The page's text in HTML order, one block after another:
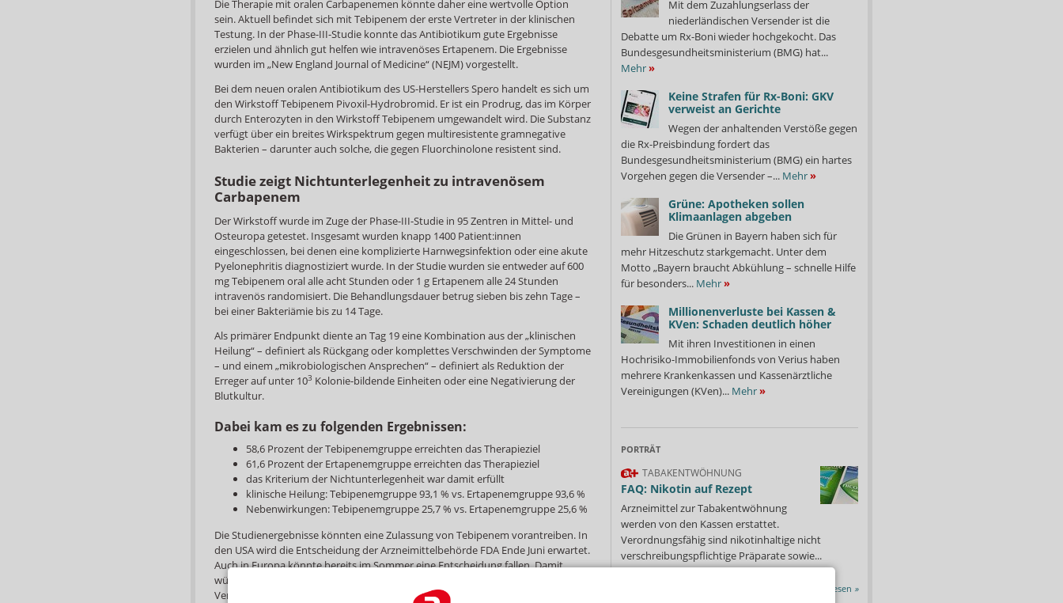
Die Therapie mit oralen Carbapenemen könnte daher eine wertvolle Option
sein. Aktuell befindet sich mit Tebipenem der erste Vertreter in der klinischen
Testung. In der Phase-III-Studie konnte das Antibiotikum gute Ergebnisse
erzielen und ähnlich gut helfen wie intravenöses Ertapenem. Die Ergebnisse
wurden im „New England Journal of Medicine“ (NEJM) vorgestellt.
Bei dem neuen oralen Antibiotikum des US-Herstellers Spero handelt es sich um
den Wirkstoff Tebipenem Pivoxil-Hydrobromid. Er ist ein Prodrug, das im Körper
durch Enterozyten in den Wirkstoff Tebipenem umgewandelt wird. Die Substanz
verfügt über ein breites Wirkspektrum gegen multiresistente gramnegative
Bakterien – darunter auch solche, die gegen Fluorchinolone resistent sind.
Studie zeigt Nichtunterlegenheit zu intravenösem
Carbapenem
Der Wirkstoff wurde im Zuge der Phase-III-Studie in 95 Zentren in Mittel- und
Osteuropa getestet. Insgesamt wurden knapp 1400 Patient:innen
eingeschlossen, bei denen eine komplizierte Harnwegsinfektion oder eine akute
Pyelonephritis diagnostiziert wurde. In der Studie wurden sie entweder auf 600
mg Tebipenem oral alle acht Stunden oder 1 g Ertapenem alle 24 Stunden
intravenös randomisiert. Die Behandlungsdauer betrug sieben bis zehn Tage –
bei einer Bakteriämie bis zu 14 Tage.
Als primärer Endpunkt diente an Tag 19 eine Kombination aus der „klinischen
Heilung“ – definiert als Rückgang oder komplettes Verschwinden der Symptome
– und einem „mikrobiologischen Ansprechen“ – definiert als Reduktion der
Erreger auf unter 103 Kolonie-bildende Einheiten oder eine Negativierung der
Blutkultur.
Dabei kam es zu folgenden Ergebnissen:
58,6 Prozent der Tebipenemgruppe erreichten das Therapieziel
61,6 Prozent der Ertapenemgruppe erreichten das Therapieziel
das Kriterium der Nichtunterlegenheit war damit erfüllt
klinische Heilung: Tebipenemgruppe 93,1 % vs. Ertapenemgruppe 93,6 %
Nebenwirkungen: Tebipenemgruppe 25,7 % vs. Ertapenemgruppe 25,6 %
Die Studienergebnisse könnten eine Zulassung von Tebipenem vorantreiben. In
den USA wird die Entscheidung der Arzneimittelbehörde FDA Ende Juni erwartet.
Auch in Europa könnte bereits im Sommer eine Entscheidung fallen. Damit
würde erstmals ein oraler Vertreter aus der Gruppe der Carbapeneme zur
Verfügung stehen.
Mit dem Zuzahlungserlass der
niederländischen Versender ist die
Debatte um Rx-Boni wieder hochgekocht. Das
Bundesgesundheitsministerium (BMG) hat...
Mehr»
Keine Strafen für Rx-Boni: GKV
verweist an Gerichte
Wegen der anhaltenden Verstöße gegen
die Rx-Preisbindung fordert das
Bundesgesundheitsministerium (BMG) ein hartes
Vorgehen gegen die Versender –... Mehr»
Grüne: Apotheken sollen
Klimaanlagen abgeben
Die Grünen in Bayern haben sich für
mehr Hitzeschutz starkgemacht. Unter dem
Motto „Bayern braucht Abkühlung – schnelle Hilfe
für besonders... Mehr»
Millionenverluste bei Kassen &
KVen: Schaden deutlich höher
Mit ihren Investitionen in einen
Hochrisiko-Immobilienfonds von Verius haben
mehrere Krankenkassen und Kassenärztliche
Vereinigungen (KVen)... Mehr»
PORTRÄT
TABAKENTWÖHNUNG
FAQ: Nikotin auf Rezept
Arzneimittel zur Tabakentwöhnung
werden von den Kassen erstattet.
Verordnungsfähig sind nikotinhaltige nicht
verschreibungspflichtige Präparate sowie...
Mehr»
Alle Porträts lesen »